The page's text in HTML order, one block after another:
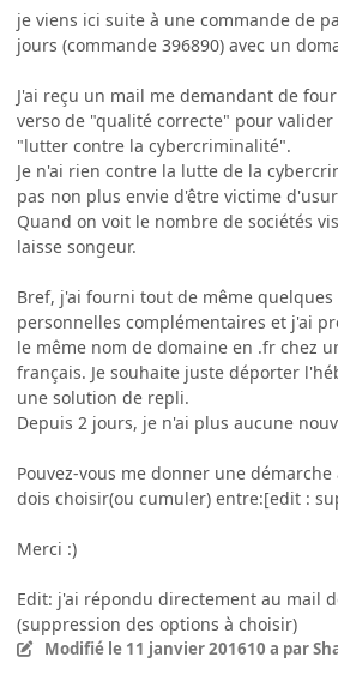
je viens ici suite à une commande de
jours (commande 396890) avec un
J'ai reçu un mail me demandant de
verso de "qualité correcte" pour
"lutter contre la cybercriminalité".
Je n'ai rien contre la lutte de la
pas non plus envie d'être victime
Quand on voit le nombre de sociétés
laisse songeur.
Bref, j'ai fourni tout de même
personnelles complémentaires et j'ai
le même nom de domaine en .fr chez
français. Je souhaite juste déporter
une solution de repli.
Depuis 2 jours, je n'ai plus aucune
Pouvez-vous me donner une
dois choisir(ou cumuler) entre:[edit :
Merci :)
Edit: j'ai répondu directement au mail
(suppression des options à choisir)
Modifié le 11 janvier 201610 a par